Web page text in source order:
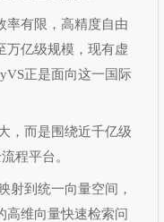
有限，高精度自由
万亿级规模，现有虚
正是面向这一国际
，而是围绕近千亿级
程平台。
到统一向量空间，
维向量快速检索问